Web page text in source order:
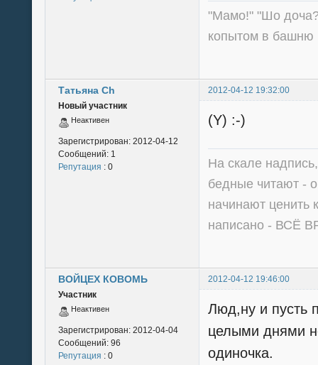
"Мамо!" "Шо
копытом в башню
Татьяна Ch
2012-04-12 19:32:00
Новый участник
Неактивен
Зарегистрирован: 2012-04-12
Сообщений: 1
Репутация : 0
(Y) :-)
На скале
бедные читают -
начинают ценить
написано - ВСЁ
ВОЙЦЕХ КОВОМЬ
2012-04-12 19:46:00
Участник
Неактивен
Зарегистрирован: 2012-04-04
Сообщений: 96
Репутация : 0
Люд,ну и пусть
целыми днями
одиночка.